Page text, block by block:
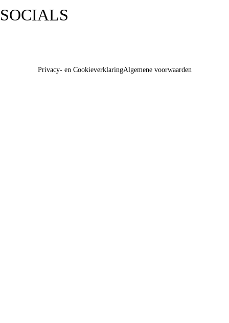
SOCIALS
Privacy- en CookieverklaringAlgemene voorwaarden